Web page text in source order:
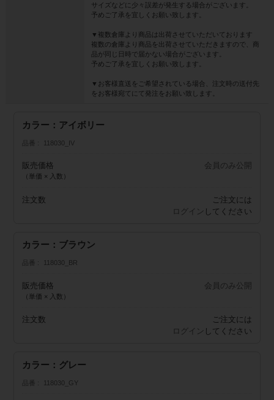
サイズなどに少々誤差が発生する場合がございます。
予めご了承を宜しくお願い致します。
▼複数倉庫より商品は出荷させていただいております
複数の倉庫より商品を出荷させていただきますので、商
品が同じ日時で届かない場合がございます。
予めご了承を宜しくお願い致します。
▼お客様直送をご希望されている場合、注文時の送付先
をお客様宛てにて発注をお願い致します。
カラー：アイボリー
品番 118030_IV
販売価格
（単価 × 入数）
会員のみ公開
注文数
ご注文には
ログイン してください
カラー：ブラウン
品番 118030_BR
販売価格
（単価 × 入数）
会員のみ公開
注文数
ご注文には
ログイン してください
カラー：グレー
品番 118030_GY